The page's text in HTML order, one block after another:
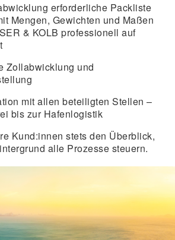
erforderliche Packliste
Mengen, Gewichten und Maßen
& KOLB professionell auf
Zollabwicklung und
mit allen beteiligten Stellen –
bis zur Hafenlogistik
Kund:innen stets den Überblick,
alle Prozesse steuern.